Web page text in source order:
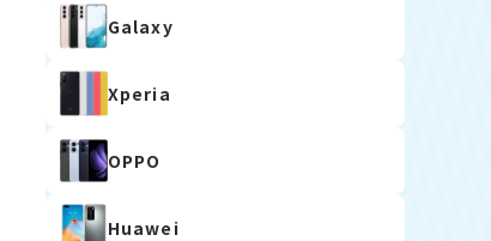
Galaxy
Xperia
OPPO
Huawei